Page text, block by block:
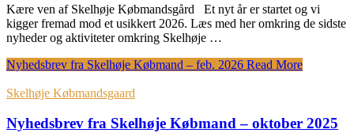
Kære ven af Skelhøje Købmandsgård Et nyt år er startet og vi
kigger fremad mod et usikkert 2026. Læs med her omkring de sidste
nyheder og aktiviteter omkring Skelhøje …
Nyhedsbrev fra Skelhøje Købmand – feb. 2026 Read More
Skelhøje Købmandsgaard
Nyhedsbrev fra Skelhøje Købmand – oktober 2025